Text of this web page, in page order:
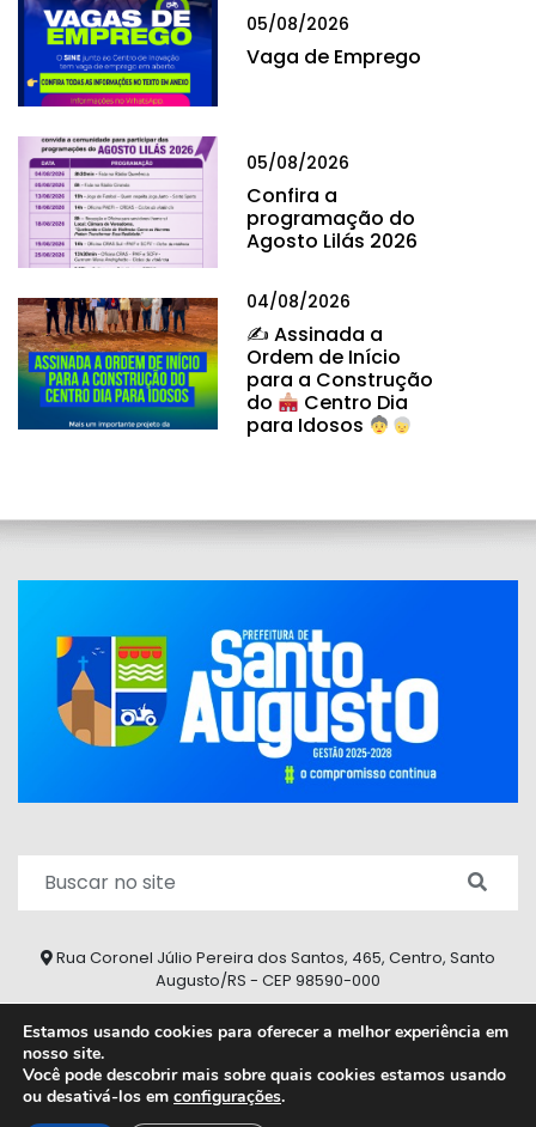
05/08/2026
Vaga de Emprego
05/08/2026
Confira a
programação do
Agosto Lilás 2026
04/08/2026
✍ Assinada a
Ordem de Início
para a Construção
do
Centro Dia
para Idosos
Rua Coronel Júlio Pereira dos Santos, 465, Centro, Santo
Augusto/RS - CEP 98590-000
Estamos usando cookies para oferecer a melhor experiência em
nosso site.
Você pode descobrir mais sobre quais cookies estamos usando
ou desativá-los em configurações.